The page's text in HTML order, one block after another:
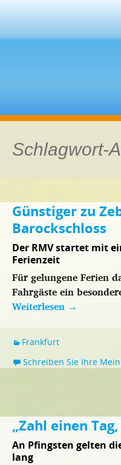
Schlagwort-
Günstiger zu
Barockschloss
Der RMV startet mit
Ferienzeit
Für gelungene Ferien
Fahrgäste ein
Weiterlesen →
Frankfurt
Schreiben Sie Ihre
„Zahl einen
An Pfingsten gelten
lang